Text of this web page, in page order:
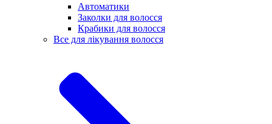
Автоматики
Заколки для волосся
Крабики для волосся
Все для лікування волосся